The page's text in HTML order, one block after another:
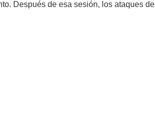
Después de esa sesión, los ataques